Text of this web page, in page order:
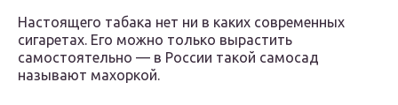
Настоящего табака нет ни в каких современных
сигаретах. Его можно только вырастить
самостоятельно — в России такой самосад
называют махоркой.